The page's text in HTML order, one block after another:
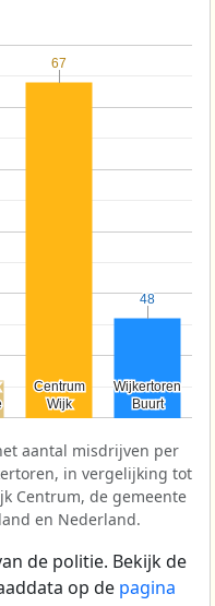
Wijk
Wijk
Centrum
Centrum
Buurt
Buurt
Wijkertoren
Wijkertoren
67
67
48
48
aantal misdrijven per
in vergelijking tot
Centrum, de gemeente
en Nederland.
de politie. Bekijk de
op de pagina